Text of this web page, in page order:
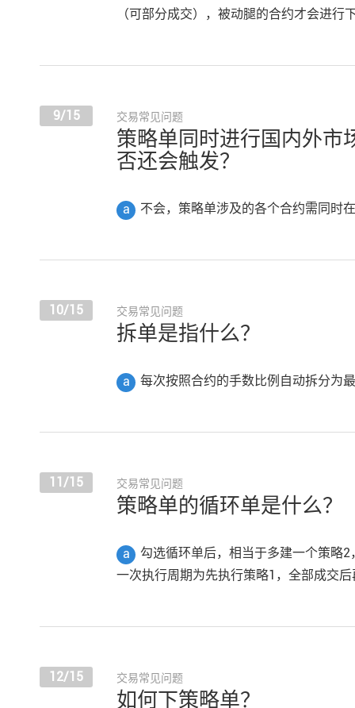
（可部分成交），被动腿的合约才会进行
9/15 交易常见问题
策略单同时进行国内外市
否还会触发？
a 不会，策略单涉及的各个合约需同时
10/15 交易常见问题
拆单是指什么？
a 每次按照合约的手数比例自动拆分为
11/15 交易常见问题
策略单的循环单是什么？
a
勾选循环单后，相当于多建一个策略
一次执行周期为先执行策略1，全部成交
12/15 交易常见问题
如何下策略单？